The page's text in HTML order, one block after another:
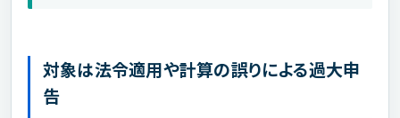
対象は法令適用や計算の誤りによる過大申
告